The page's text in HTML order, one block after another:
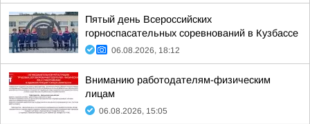
Пятый день Всероссийских
горноспасательных соревнований в Кузбассе
06.08.2026, 18:12
Вниманию работодателям-физическим
лицам
06.08.2026, 15:05